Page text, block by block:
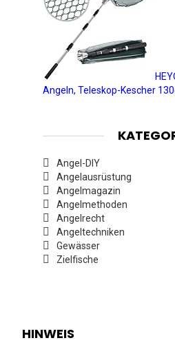
Angeln, Teleskop-Kescher
Angel-DIY
Angelausrüstung
Angelmagazin
Angelmethoden
Angelrecht
Angeltechniken
Gewässer
Zielfische
HINWEIS